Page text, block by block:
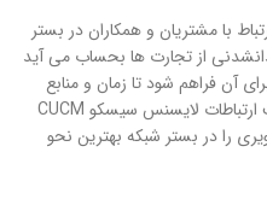
با مشتریان و همکاران در بستر
از تجارت ها بحساب می آید
آن فراهم شود تا زمان و منابع
سازمان مدیریت شود. سرویس مدیریت ارتباطات لایسنس سیسکو CUCM
را در بستر شبکه بهترین نحو